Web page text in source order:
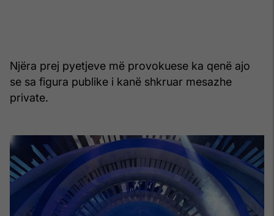
Njëra prej pyetjeve më provokuese ka qenë ajo
se sa figura publike i kanë shkruar mesazhe
private.